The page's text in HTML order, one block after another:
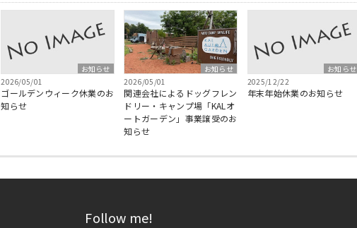
お知らせ
2026/05/01
ゴールデンウィーク休業のお
知らせ
お知らせ
2026/05/01
関連会社によるドッグフレン
ドリー・キャンプ場「KALオ
ートガーデン」事業譲受のお
知らせ
お知らせ
2025/12/22
年末年始休業のお知らせ
Follow me!